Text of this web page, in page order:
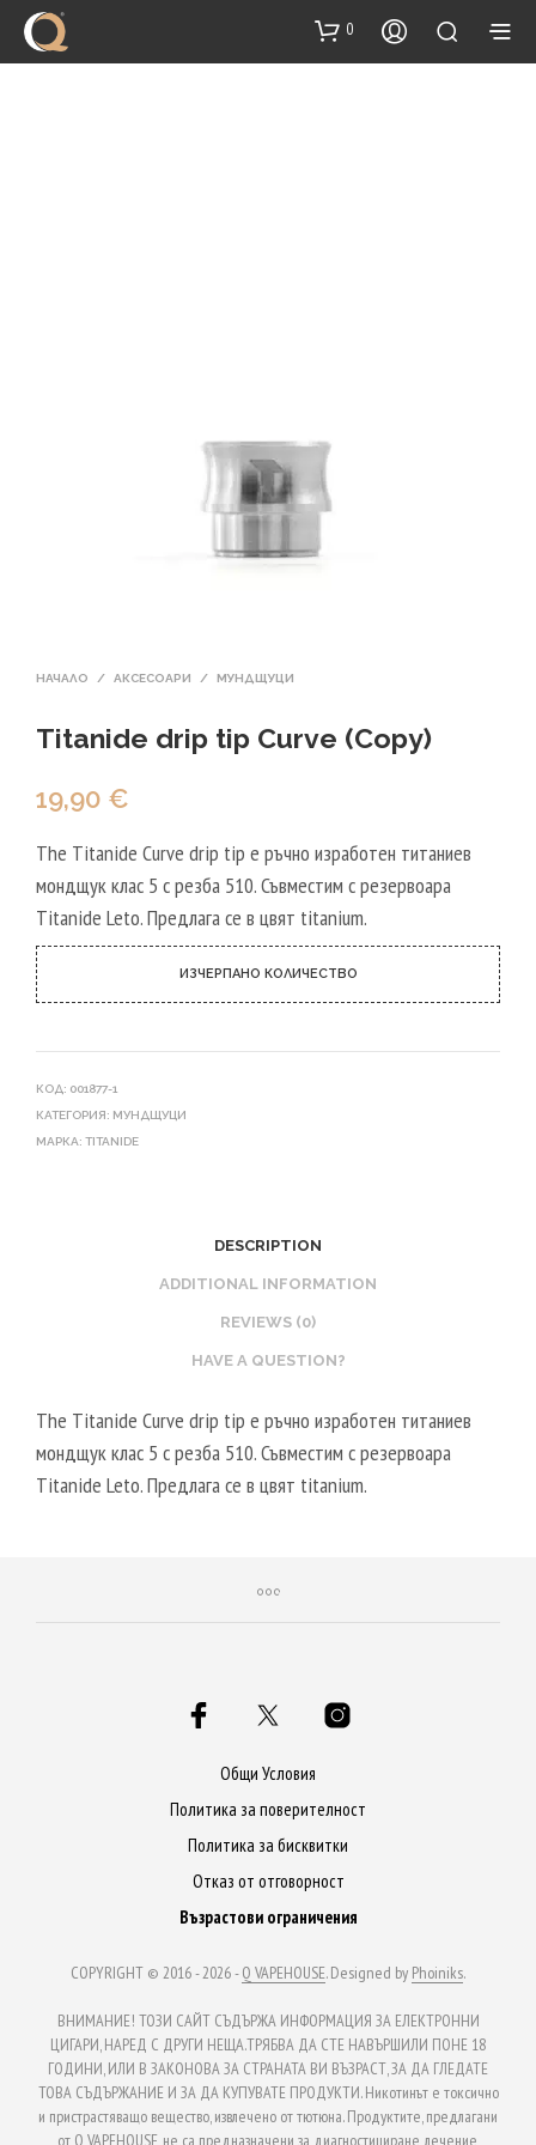
content
0
НАЧАЛО / АКСЕСОАРИ / МУНДЩУЦИ
Titanide drip tip Curve (Copy)
19,90 €
The Titanide Curve drip tip е ръчно изработен титаниев
мондщук клас 5 с резба 510. Съвместим с резервоара
Titanide Leto. Предлага се в цвят titanium.
ИЗЧЕРПАНО КОЛИЧЕСТВО
КОД: 001877-1
КАТЕГОРИЯ: МУНДЩУЦИ
МАРКА: TITANIDE
DESCRIPTION
ADDITIONAL INFORMATION
REVIEWS (0)
HAVE A QUESTION?
The Titanide Curve drip tip е ръчно изработен титаниев
мондщук клас 5 с резба 510. Съвместим с резервоара
Titanide Leto. Предлага се в цвят titanium.
Общи Условия
Политика за поверителност
Политика за бисквитки
Отказ от отговорност
Възрастови ограничения
COPYRIGHT © 2016 - 2026 -Q VAPEHOUSE. Designed by Phoiniks.
ВНИМАНИЕ! ТОЗИ САЙТ СЪДЪРЖА ИНФОРМАЦИЯ ЗА ЕЛЕКТРОННИ
ЦИГАРИ, НАРЕД С ДРУГИ НЕЩА.ТРЯБВА ДА СТЕ НАВЪРШИЛИ ПОНЕ 18
ГОДИНИ, ИЛИ В ЗАКОНОВА ЗА СТРАНАТА ВИ ВЪЗРАСТ, ЗА ДА ГЛЕДАТЕ
ТОВА СЪДЪРЖАНИЕ И ЗА ДА КУПУВАТЕ ПРОДУКТИ. Никотинът е токсично
и пристрастяващо вещество, извлечено от тютюна. Продуктите, предлагани
от Q VAPEHOUSE, не са предназначени за диагностициране, лечение,